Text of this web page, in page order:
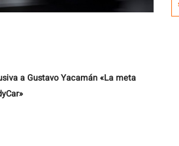
a Gustavo Yacamán «La meta